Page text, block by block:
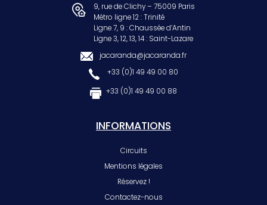
9, rue de Clichy – 75009 Paris
Métro ligne 12 : Trinité
Ligne 7, 9 : Chaussée d’Antin
Ligne 3, 12, 13, 14 : Saint-Lazare
jacaranda@jacaranda.fr
+33 (0)1 49 49 00 80
+33 (0)1 49 49 00 88
INFORMATIONS
Circuits
Mentions légales
Réservez !
Contactez-nous